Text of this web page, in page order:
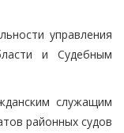
управления
и Судебным
служащим
районных судов